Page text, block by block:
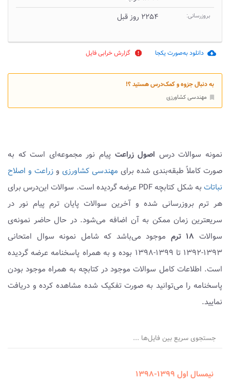
بروزرسانی: ۲۲۵۴ روز قبل
cloud_download دانلود به‌صورت یکجا report گزارش خرابی فایل
به دنبال جزوه و کمک‌درس هستید ؟!
مهندسی کشاورزی
نمونه سوالات درس اصول زراعت پیام نور مجموعه‌ای است که به
صورت کاملاً طبقه‌بندی شده برای مهندسی کشاورزی و زراعت و اصلاح
نباتات
به شکل کتابچه PDF عرضه گردیده است. سوالات این‌درس برای
هر ترم بروزرسانی شده و آخرین سوالات پایان ترم پیام نور در
سریعترین زمان ممکن به آن اضافه می‌شود. در حال حاضر نمونه‌ی
سوالات ۱۸ ترم
موجود می‌باشد که شامل نمونه سوال امتحانی
۱۳۹۳-۱۳۹۲ تا ۱۳۹۹-۱۳۹۸ بوده و به همراه پاسخنامه عرضه گردیده
است. اطلاعات کامل سوالات موجود در کتابچه به همراه موجود بودن
پاسخنامه را می‌توانید به صورت تفکیک شده مشاهده کرده و دریافت
نمایید.
جستجوی سریع بین فایل‌ها ...
نیمسال اول ۱۳۹۹-۱۳۹۸